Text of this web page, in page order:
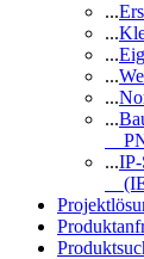
...
...
...
...
...
...
...